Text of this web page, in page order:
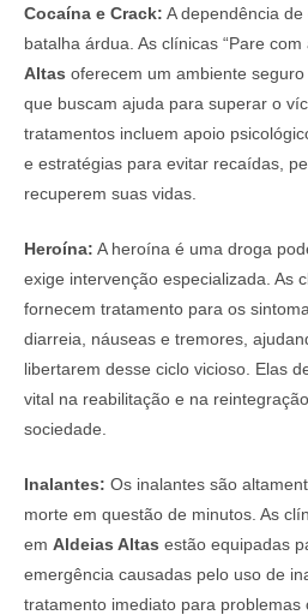
Cocaína e Crack: A dependência
batalha árdua. As clínicas “Pare com
Altas oferecem um ambiente
que buscam ajuda para superar o
tratamentos incluem apoio
e estratégias para evitar recaídas,
recuperem suas vidas.
Heroína: A heroína é uma droga
exige intervenção especializada. As
fornecem tratamento para os
diarreia, náuseas e tremores,
libertarem desse ciclo vicioso. Elas
vital na reabilitação e na
sociedade.
Inalantes: Os inalantes são
morte em questão de minutos. As
em Aldeias Altas estão equipadas
emergência causadas pelo uso de
tratamento imediato para problemas